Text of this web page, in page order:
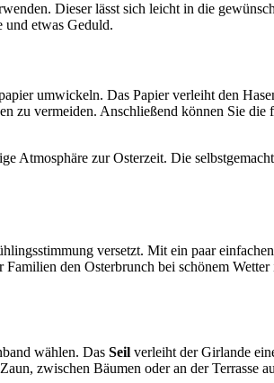
Dieser lässt sich leicht in die
und etwas Geduld.
umwickeln. Das Papier verleiht den
zu vermeiden. Anschließend können Sie die
Atmosphäre zur Osterzeit. Die
versetzt. Mit ein paar
den Osterbrunch bei schönem
wählen. Das Seil verleiht der Girlande
zwischen Bäumen oder an der Terrasse